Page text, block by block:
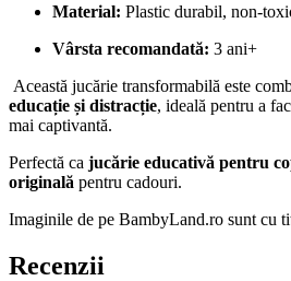
Material: Plastic durabil, non-
Vârsta recomandată: 3 ani+
Această jucărie transformabilă este
educație și distracție, ideală pentru a
mai captivantă.
Perfectă ca jucărie educativă pentru
originală pentru cadouri.
Imaginile de pe BambyLand.ro sunt cu
Recenzii